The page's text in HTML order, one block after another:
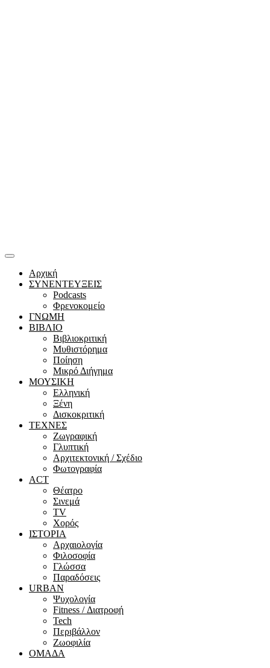
Αρχική
ΣΥΝΕΝΤΕΥΞΕΙΣ
Podcasts
Φρενοκομείο
ΓΝΩΜΗ
ΒΙΒΛΙΟ
Βιβλιοκριτική
Μυθιστόρημα
Ποίηση
Μικρό Διήγημα
ΜΟΥΣΙΚΗ
Ελληνική
Ξένη
Δισκοκριτική
ΤΕΧΝΕΣ
Ζωγραφική
Γλυπτική
Αρχιτεκτονική / Σχέδιο
Φωτογραφία
ACT
Θέατρο
Σινεμά
ΤV
Χορός
ΙΣΤΟΡΙΑ
Αρχαιολογία
Φιλοσοφία
Γλώσσα
Παραδόσεις
URBAN
Ψυχολογία
Fitness / Διατροφή
Tech
Περιβάλλον
Ζωοφιλία
ΟΜΑΔΑ